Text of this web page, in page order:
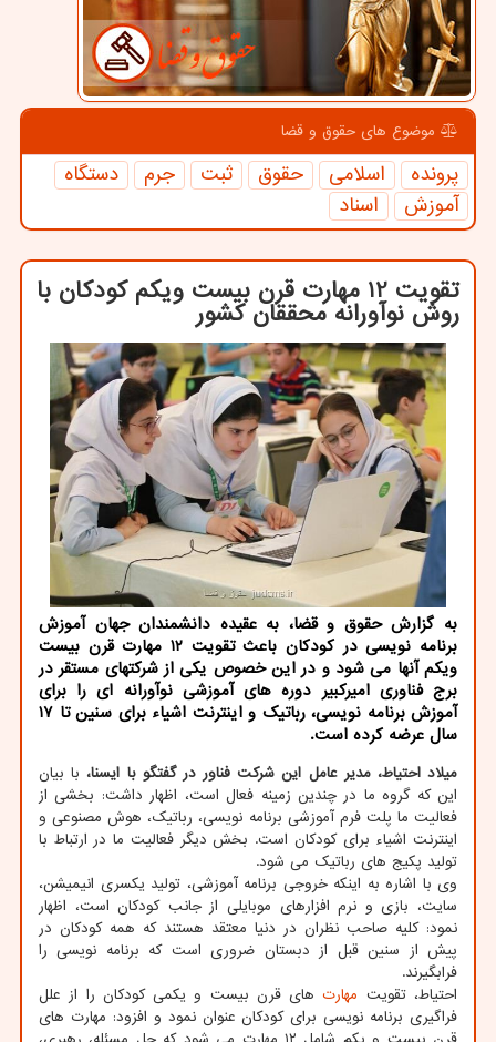
موضوع های حقوق و قضا
پرونده اسلامی حقوق ثبت جرم
دستگاه
آموزش
اسناد
تقویت 12 مهارت قرن بیست ویکم کودکان با
روش نوآورانه محققان کشور
به گزارش حقوق و قضا، به عقیده دانشمندان جهان آموزش
برنامه نویسی در کودکان باعث تقویت ۱۲ مهارت قرن بیست
ویکم آنها می شود و در این خصوص یکی از شرکتهای مستقر در
برج فناوری امیرکبیر دوره های آموزشی نوآورانه ای را برای
آموزش برنامه نویسی، رباتیک و اینترنت اشیاء برای سنین تا ۱۷
سال عرضه کرده است.
میلاد احتیاط، مدیر عامل این شرکت فناور در گفتگو با ایسنا، با بیان
این که گروه ما در چندین زمینه فعال است، اظهار داشت: بخشی از
فعالیت ما پلت فرم آموزشی برنامه نویسی، رباتیک، هوش مصنوعی و
اینترنت اشیاء برای کودکان است. بخش دیگر فعالیت ما در ارتباط با
تولید پکیج های رباتیک می شود.
وی با اشاره به اینکه خروجی برنامه آموزشی، تولید یکسری انیمیشن،
سایت، بازی و نرم افزارهای موبایلی از جانب کودکان است، اظهار
نمود: کلیه صاحب نظران در دنیا معتقد هستند که همه کودکان در
پیش از سنین قبل از دبستان ضروری است که برنامه نویسی را
فرابگیرند.
احتیاط، تقویت مهارت های قرن بیست و یکمی کودکان را از علل
فراگیری برنامه نویسی برای کودکان عنوان نمود و افزود: مهارت های